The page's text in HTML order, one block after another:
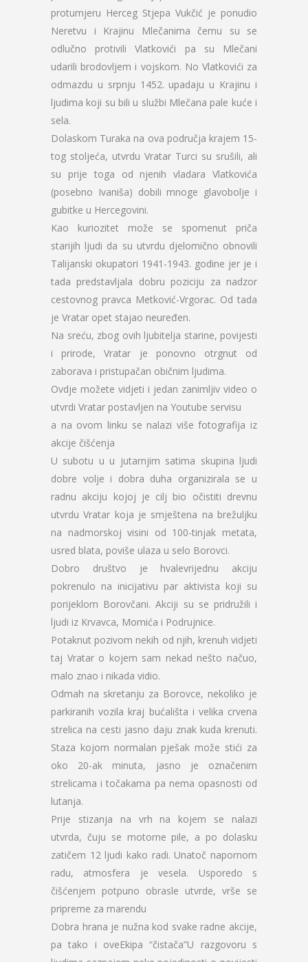
protumjeru Herceg Stjepa Vukčić je ponudio
Neretvu i Krajinu Mlečanima čemu su se
odlučno protivili Vlatkovići pa su Mlečani
udarili brodovljem i vojskom. No Vlatkovići za
odmazdu u srpnju 1452. upadaju u Krajinu i
ljudima koji su bili u službi Mlečana pale kuće i
sela.
Dolaskom Turaka na ova područja krajem 15-
tog stoljeća, utvrdu Vratar Turci su srušili, ali
su prije toga od njenih vladara Vlatkovića
(posebno Ivaniša) dobili mnoge glavobolje i
gubitke u Hercegovini.
Kao kuriozitet može se spomenut priča
starijih ljudi da su utvrdu djelomično obnovili
Talijanski okupatori 1941-1943. godine jer je i
tada predstavljala dobru poziciju za nadzor
cestovnog pravca Metković-Vrgorac. Od tada
je Vratar opet stajao neuređen.
Na sreću, zbog ovih ljubitelja starine, povijesti
i prirode, Vratar je ponovno otrgnut od
zaborava i pristupačan običnim ljudima.
Ovdje možete vidjeti i jedan zanimljiv video o
utvrdi Vratar postavljen na Youtube servisu
a na ovom linku se nalazi više fotografija iz
akcije čišćenja
U subotu u u jutarnjim satima skupina ljudi
dobre volje i dobra duha organizirala se u
radnu akciju kojoj je cilj bio očistiti drevnu
utvrdu Vratar koja je smještena na brežuljku
na nadmorskoj visini od 100-tinjak metata,
usred blata, poviše ulaza u selo Borovci.
Dobro društvo je hvalevrijednu akciju
pokrenulo na inicijativu par aktivista koji su
porijeklom Borovčani. Akciji su se pridružili i
ljudi iz Krvavca, Momića i Podrujnice.
Potaknut pozivom nekih od njih, krenuh vidjeti
taj Vratar o kojem sam nekad nešto načuo,
malo znao i nikada vidio.
Odmah na skretanju za Borovce, nekoliko je
parkiranih vozila kraj bućališta i velika crvena
strelica na cesti jasno daju znak kuda krenuti.
Staza kojom normalan pješak može stići za
oko 20-ak minuta, jasno je označenim
strelicama i točakama pa nema opasnosti od
lutanja.
Prije stizanja na vrh na kojem se nalazi
utvrda, čuju se motorne pile, a po dolasku
zatičem 12 ljudi kako radi. Unatoč napornom
radu, atmosfera je vesela. Usporedo s
čišćenjem potpuno obrasle utvrde, vrše se
pripreme za marendu
Dobra hrana je nužna kod svake radne akcije,
pa tako i oveEkipa “čistača”U razgovoru s